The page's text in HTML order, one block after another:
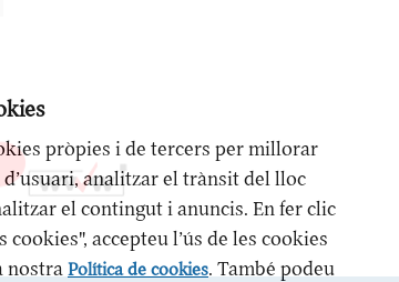
pròpies i de tercers per millorar
d’usuari, analitzar el trànsit del lloc
el contingut i anuncis. En fer clic
cookies", accepteu l’ús de les cookies
nostraPolítica de cookies. També podeu